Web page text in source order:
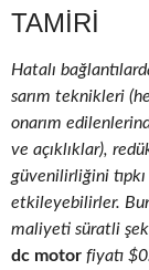
TAMIRI
Hatalı
sarım teknikleri
onarım
ve açıklıklar),
güvenilirliğini
etkileyebilirler.
maliyeti süratli
dc motor fiyatı